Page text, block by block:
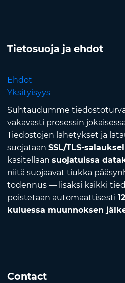
Tietosuoja ja ehdot
Ehdot
Yksityisyys
Suhtaudumme
vakavasti prosessin
Tiedostojen lähetykset ja
suojataan SSL/TLS-
käsitellään suojatuissa
niitä suojaavat tiukka
todennus — lisäksi kaikki
poistetaan automaattisesti
kuluessa muunnoksen
Contact